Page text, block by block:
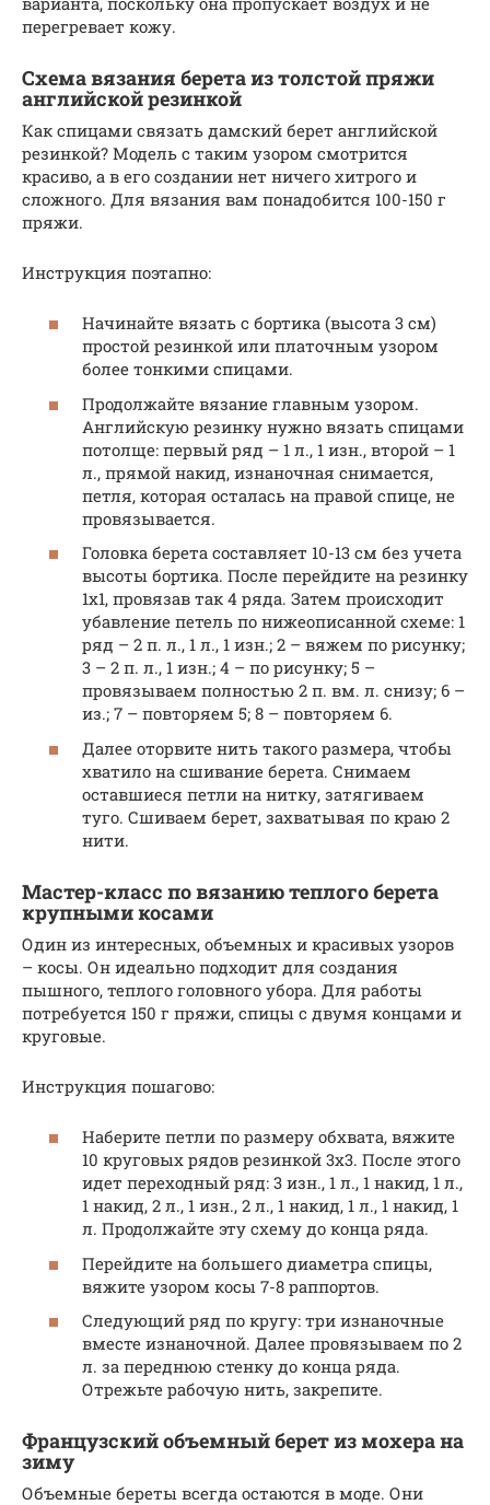
перегревает кожу.
Схема вязания берета из толстой пряжи
английской резинкой
Как спицами связать дамский берет английской
резинкой? Модель с таким узором смотрится
красиво, а в его создании нет ничего хитрого и
сложного. Для вязания вам понадобится 100-150 г
пряжи.
Инструкция поэтапно:
Начинайте вязать с бортика (высота 3 см)
простой резинкой или платочным узором
более тонкими спицами.
Продолжайте вязание главным узором.
Английскую резинку нужно вязать спицами
потолще: первый ряд – 1 л., 1 изн., второй – 1
л., прямой накид, изнаночная снимается,
петля, которая осталась на правой спице, не
провязывается.
Головка берета составляет 10-13 см без учета
высоты бортика. После перейдите на резинку
1х1, провязав так 4 ряда. Затем происходит
убавление петель по нижеописанной схеме: 1
ряд – 2 п. л., 1 л., 1 изн.; 2 – вяжем по рисунку;
3 – 2 п. л., 1 изн.; 4 – по рисунку; 5 –
провязываем полностью 2 п. вм. л. снизу; 6 –
из.; 7 – повторяем 5; 8 – повторяем 6.
Далее оторвите нить такого размера, чтобы
хватило на сшивание берета. Снимаем
оставшиеся петли на нитку, затягиваем
туго. Сшиваем берет, захватывая по краю 2
нити.
Мастер-класс по вязанию теплого берета
крупными косами
Один из интересных, объемных и красивых узоров
– косы. Он идеально подходит для создания
пышного, теплого головного убора. Для работы
потребуется 150 г пряжи, спицы с двумя концами и
круговые.
Инструкция пошагово:
Наберите петли по размеру обхвата, вяжите
10 круговых рядов резинкой 3х3. После этого
идет переходный ряд: 3 изн., 1 л., 1 накид, 1 л.,
1 накид, 2 л., 1 изн., 2 л., 1 накид, 1 л., 1 накид, 1
л. Продолжайте эту схему до конца ряда.
Перейдите на большего диаметра спицы,
вяжите узором косы 7-8 раппортов.
Следующий ряд по кругу: три изнаночные
вместе изнаночной. Далее провязываем по 2
л. за переднюю стенку до конца ряда.
Отрежьте рабочую нить, закрепите.
Французский объемный берет из мохера на
зиму
Объемные береты всегда остаются в моде. Они